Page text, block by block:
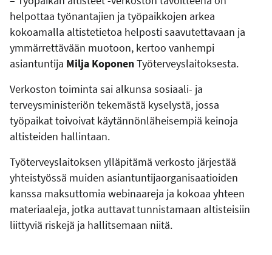
helpottaa työnantajien ja työpaikkojen arkea
kokoamalla altistetietoa helposti saavutettavaan ja
ymmärrettävään muotoon, kertoo vanhempi
asiantuntija Milja KoponenTyöterveyslaitoksesta.
Verkoston toiminta sai alkunsa sosiaali- ja
terveysministeriön tekemästä kyselystä, jossa
työpaikat toivoivat käytännönläheisempiä keinoja
altisteiden hallintaan.
Työterveyslaitoksen ylläpitämä verkosto järjestää
yhteistyössä muiden asiantuntijaorganisaatioiden
kanssa maksuttomia webinaareja ja kokoaa yhteen
materiaaleja, jotka auttavat tunnistamaan altisteisiin
liittyviä riskejä ja hallitsemaan niitä.